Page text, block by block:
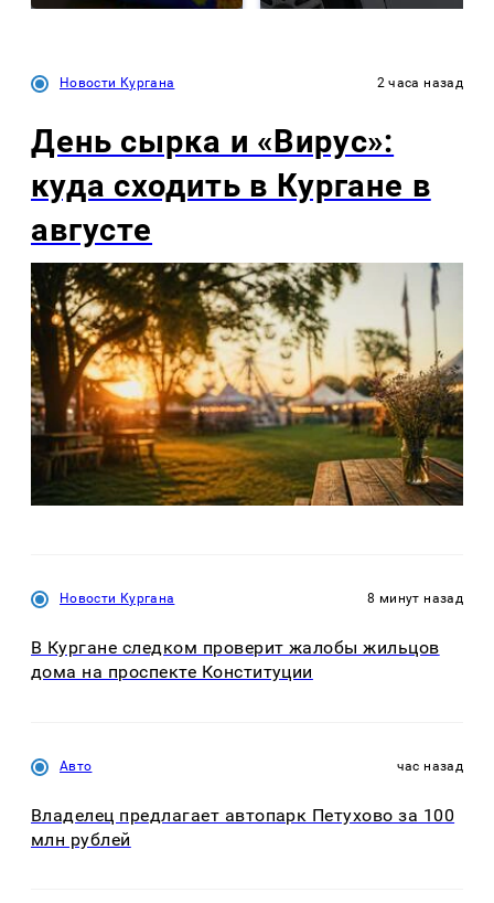
Новости Кургана 2 часа назад
День сырка и «Вирус»:
куда сходить в Кургане в
августе
Новости Кургана 8 минут назад
В Кургане следком проверит жалобы жильцов
дома на проспекте Конституции
Авто час назад
Владелец предлагает автопарк Петухово за 100
млн рублей